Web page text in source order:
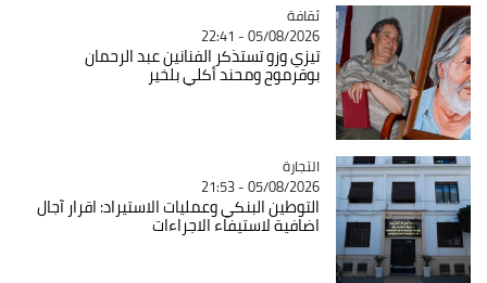
Catégorie
ثقافة
05/08/2026 - 22:41
تيزي وزو تستذكر الفنانين عبد الرحمان
بوقرموح ومحند أكلي بلخير
Catégorie
التجارة
05/08/2026 - 21:53
التوطين البنكي وعمليات الاستيراد: اقرار آجال
اضافية لاستيفاء الاجراءات